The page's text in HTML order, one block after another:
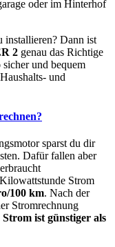
oder im Hinterhof
installieren? Dann ist
2 genau das Richtige
und bequem
und
sparst du dir
Dafür fallen aber
Strom
100 km. Nach der
Stromrechnung
ist günstiger als